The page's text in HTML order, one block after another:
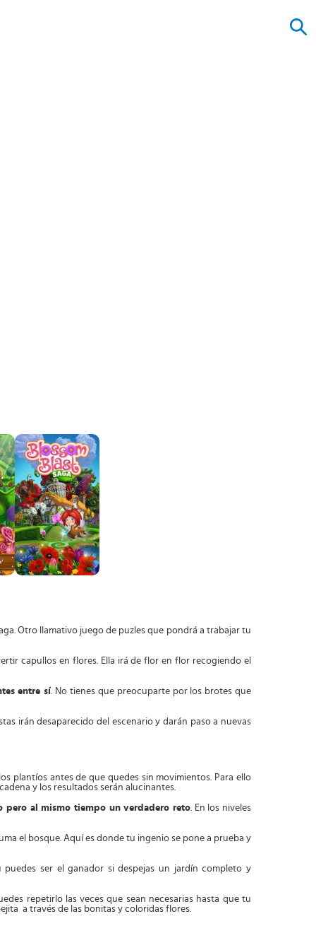
Otro llamativo juego de puzles que pondrá a trabajar tu
capullos en flores. Ella irá de flor en flor recogiendo el
entre sí. No tienes que preocuparte por los brotes que
irán desaparecido del escenario y darán paso a nuevas
plantíos antes de que quedes sin movimientos. Para ello
y los resultados serán alucinantes.
pero al mismo tiempo un verdadero reto. En los niveles
el bosque. Aquí es donde tu ingenio se pone a prueba y
ser el ganador si despejas un jardín completo y
repetirlo las veces que sean necesarias hasta que tu
a través de las bonitas y coloridas flores.